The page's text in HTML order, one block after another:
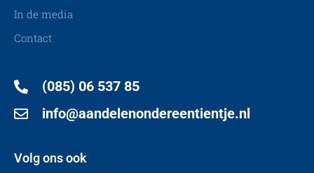
In de media
Contact
(085) 06 537 85
info@aandelenondereentientje.nl
Volg ons ook